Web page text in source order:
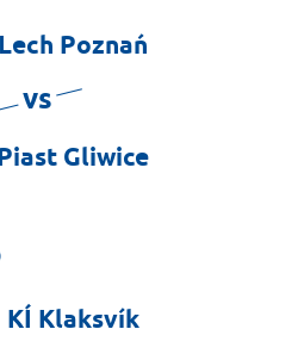
Lech Poznań
vs
Gliwice
KÍ Klaksvík